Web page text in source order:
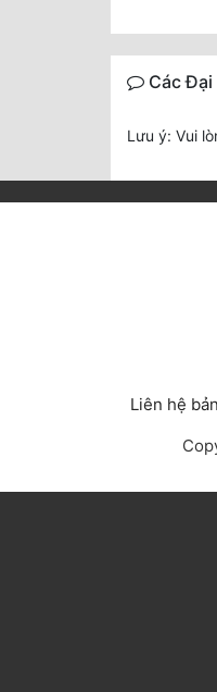
Các
Lưu ý: Vui
Liên hệ